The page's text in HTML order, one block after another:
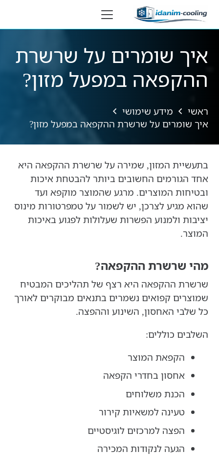
איך שומרים על שרשרת
ההקפאה במפעל מזון?
ראשי
מידע שימושי
איך שומרים על שרשרת ההקפאה במפעל מזון?
בתעשיית המזון, שמירה על שרשרת ההקפאה היא
אחד הגורמים החשובים ביותר להבטחת איכות
ובטיחות המוצרים. מרגע שהמוצר מוקפא ועד
שהוא מגיע לצרכן, יש לשמור על טמפרטורות מינוס
יציבות ולמנוע הפשרות שעלולות לפגוע באיכות
המוצר.
מהי שרשרת ההקפאה?
שרשרת ההקפאה היא רצף של תהליכים המבטיח
שמוצרים קפואים נשמרים בתנאים מבוקרים לאורך
כל שלבי האחסון, השינוע וההפצה.
השלבים כוללים:
הקפאת המוצר
אחסון בחדרי הקפאה
הכנת משלוחים
טעינה למשאיות קירור
הפצה למרכזים לוגיסטיים
הגעה לנקודות המכירה